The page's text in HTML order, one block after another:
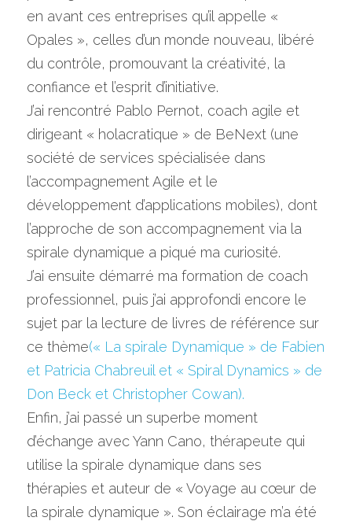
en avant ces entreprises qu’il appelle «
Opales », celles d’un monde nouveau, libéré
du contrôle, promouvant la créativité, la
confiance et l’esprit d’initiative.
J’ai rencontré Pablo Pernot, coach agile et
dirigeant « holacratique » de BeNext (une
société de services spécialisée dans
l’accompagnement Agile et le
développement d’applications mobiles), dont
l’approche de son accompagnement via la
spirale dynamique a piqué ma curiosité.
J’ai ensuite démarré ma formation de coach
professionnel, puis j’ai approfondi encore le
sujet par la lecture de livres de référence sur
ce thème(« La spirale Dynamique » de Fabien
et Patricia Chabreuil et « Spiral Dynamics » de
Don Beck et Christopher Cowan).
Enfin, j’ai passé un superbe moment
d’échange avec Yann Cano, thérapeute qui
utilise la spirale dynamique dans ses
thérapies et auteur de « Voyage au cœur de
la spirale dynamique ». Son éclairage m’a été